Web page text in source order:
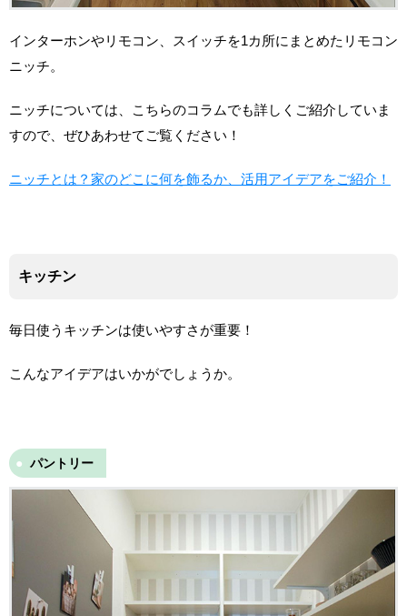
インターホンやリモコン、スイッチを1カ所にまとめたリモコン
ニッチ。
ニッチについては、こちらのコラムでも詳しくご紹介していま
すので、ぜひあわせてご覧ください！
ニッチとは？家のどこに何を飾るか、活用アイデアをご紹介！
キッチン
毎日使うキッチンは使いやすさが重要！
こんなアイデアはいかがでしょうか。
パントリー